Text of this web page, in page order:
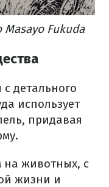
Fukuda
детального
использует
придавая
на животных, с
жизни и